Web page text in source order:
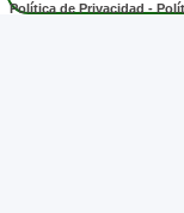
Política de Privacidad-